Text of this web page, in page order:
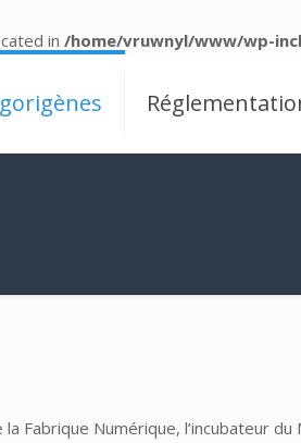
in /home/vruwnyl/www/wp-
Fabrique Numérique, l’incubateur